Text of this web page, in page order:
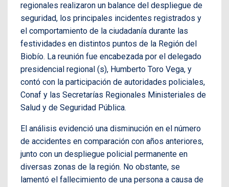
regionales realizaron un balance del despliegue de
seguridad, los principales incidentes registrados y
el comportamiento de la ciudadanía durante las
festividades en distintos puntos de la Región del
Biobío. La reunión fue encabezada por el delegado
presidencial regional (s), Humberto Toro Vega, y
contó con la participación de autoridades policiales,
Conaf y las Secretarías Regionales Ministeriales de
Salud y de Seguridad Pública.
El análisis evidenció una disminución en el número
de accidentes en comparación con años anteriores,
junto con un despliegue policial permanente en
diversas zonas de la región. No obstante, se
lamentó el fallecimiento de una persona a causa de